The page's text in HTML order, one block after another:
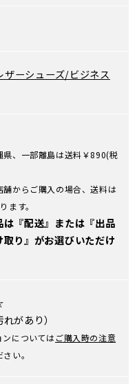
ザーシューズ/ビジネス
、一部離島は送料￥890(税
からご購入の場合、送料は
ます。
は『配送』または『出品
取り』がお選びいただけ
があり）
についてはご購入時の注意
い。